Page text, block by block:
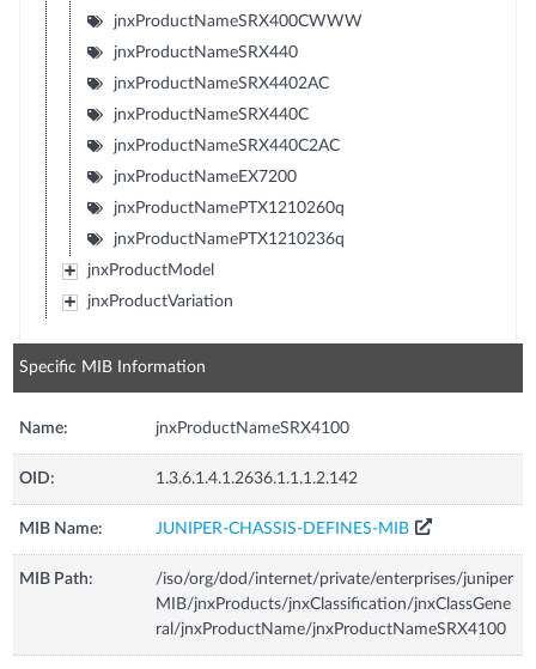
jnxProductNameSRX400CWWW
jnxProductNameSRX440
jnxProductNameSRX4402AC
jnxProductNameSRX440C
jnxProductNameSRX440C2AC
jnxProductNameEX7200
jnxProductNamePTX1210260q
jnxProductNamePTX1210236q
jnxProductModel
jnxProductVariation
Specific MIB Information
Name: jnxProductNameSRX4100
OID: 1.3.6.1.4.1.2636.1.1.1.2.142
MIB Name: JUNIPER-CHASSIS-DEFINES-MIB
MIB Path:
/iso/org/dod/internet/private/enterprises/juniper
MIB/jnxProducts/jnxClassification/jnxClassGene
ral/jnxProductName/jnxProductNameSRX4100